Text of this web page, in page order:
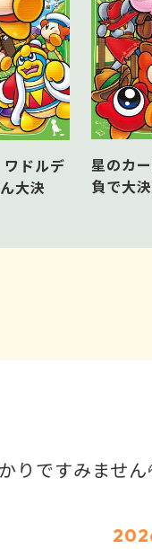
ドルデ
大決
星のカ
負で大
ですみません